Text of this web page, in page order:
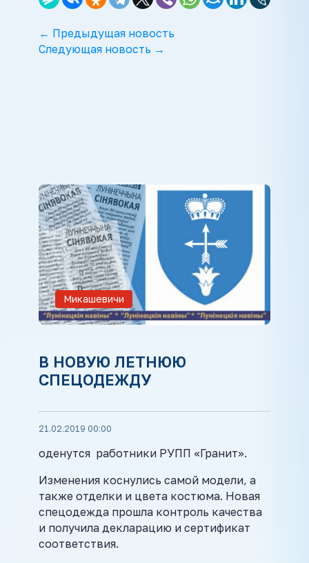
← Предыдущая новость
Следующая новость →
Микашевичи
В НОВУЮ ЛЕТНЮЮ
СПЕЦОДЕЖДУ
21.02.2019 00:00
оденутся работники РУПП «Гранит».
Изменения коснулись самой модели, а
также отделки и цвета костюма. Новая
спецодежда прошла контроль качества
и получила декларацию и сертификат
соответствия.